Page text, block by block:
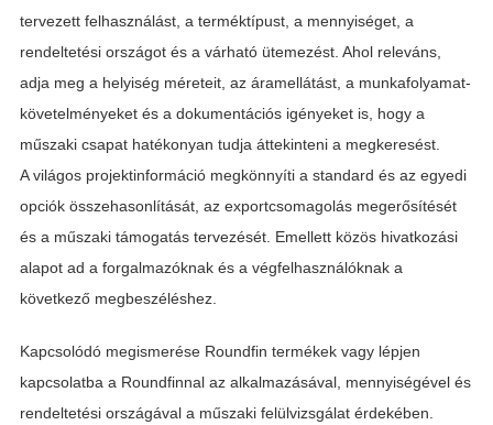
tervezett felhasználást, a terméktípust, a mennyiséget, a
rendeltetési országot és a várható ütemezést. Ahol releváns,
adja meg a helyiség méreteit, az áramellátást, a munkafolyamat-
követelményeket és a dokumentációs igényeket is, hogy a
műszaki csapat hatékonyan tudja áttekinteni a megkeresést.
A világos projektinformáció megkönnyíti a standard és az egyedi
opciók összehasonlítását, az exportcsomagolás megerősítését
és a műszaki támogatás tervezését. Emellett közös hivatkozási
alapot ad a forgalmazóknak és a végfelhasználóknak a
következő megbeszéléshez.
Kapcsolódó megismerése Roundfin termékekvagy lépjen
kapcsolatba a Roundfinnalaz alkalmazásával, mennyiségével és
rendeltetési országával a műszaki felülvizsgálat érdekében.